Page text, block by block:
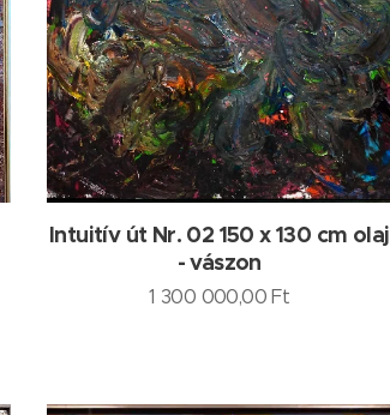
Intuitív út Nr. 02 150 x 130 cm olaj
- vászon
1 300 000,00Ft